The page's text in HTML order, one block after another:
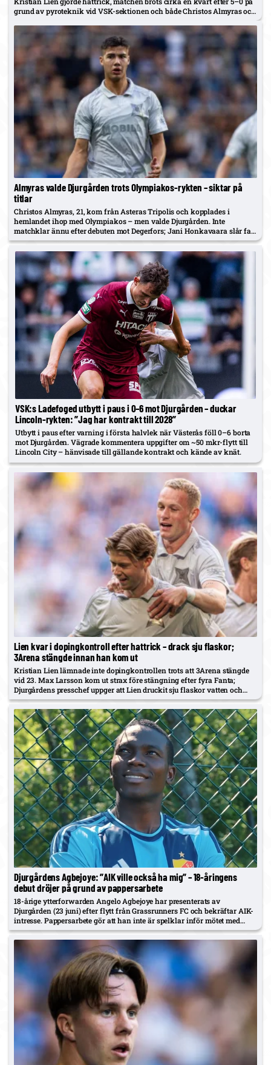
grund av pyroteknik vid VSK-sektionen och både Christos Almyras och
Almyras valde Djurgården trots Olympiakos-rykten – siktar på
titlar
Christos Almyras, 21, kom från Asteras Tripolis och kopplades i
hemlandet ihop med Olympiakos – men valde Djurgården. Inte
matchklar ännu efter debuten mot Degerfors; Jani Honkavaara slår fast
att nyförvärvet Lukas Jonsson är reservmålvakt bakom Jacob Rinne.
VSK:s Ladefoged utbytt i paus i 0–6 mot Djurgården – duckar
Lincoln-rykten: ”Jag har kontrakt till 2028”
Utbytt i paus efter varning i första halvlek när Västerås föll 0–6 borta
mot Djurgården. Vägrade kommentera uppgifter om ~50 mkr-flytt till
Lincoln City – hänvisade till gällande kontrakt och kände av knät.
Lien kvar i dopingkontroll efter hattrick – drack sju flaskor;
3Arena stängde innan han kom ut
Kristian Lien lämnade inte dopingkontrollen trots att 3Arena stängde
vid 23. Max Larsson kom ut strax före stängning efter fyra Fanta;
Djurgårdens presschef uppger att Lien druckit sju flaskor vatten och
läsk utan att kunna lämna prov.
Djurgårdens Agbejoye: ”AIK ville också ha mig” – 18-åringens
debut dröjer på grund av pappersarbete
18-årige ytterforwarden Angelo Agbejoye har presenterats av
Djurgården (23 juni) efter flytt från Grassrunners FC och bekräftar AIK-
intresse. Pappersarbete gör att han inte är spelklar inför mötet med
Västerås; DIF ser honom som en framtidsvärvning.